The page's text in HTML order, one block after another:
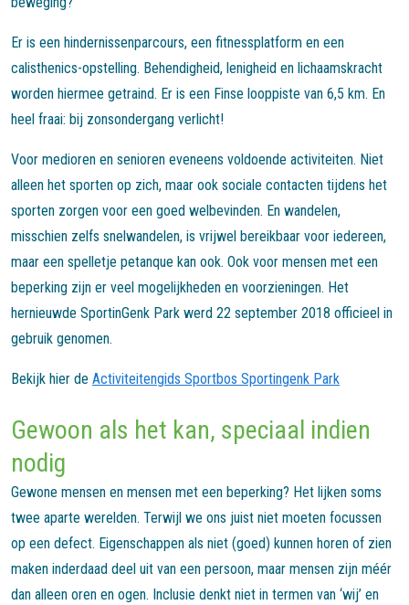
Er is een hindernissenparcours, een fitnessplatform en een
calisthenics-opstelling. Behendigheid, lenigheid en lichaamskracht
worden hiermee getraind. Er is een Finse looppiste van 6,5 km. En
heel fraai: bij zonsondergang verlicht!
Voor medioren en senioren eveneens voldoende activiteiten. Niet
alleen het sporten op zich, maar ook sociale contacten tijdens het
sporten zorgen voor een goed welbevinden. En wandelen,
misschien zelfs snelwandelen, is vrijwel bereikbaar voor iedereen,
maar een spelletje petanque kan ook. Ook voor mensen met een
beperking zijn er veel mogelijkheden en voorzieningen. Het
hernieuwde SportinGenk Park werd 22 september 2018 officieel in
gebruik genomen.
Bekijk hier de Activiteitengids Sportbos Sportingenk Park
Gewoon als het kan, speciaal indien
nodig
Gewone mensen en mensen met een beperking? Het lijken soms
twee aparte werelden. Terwijl we ons juist niet moeten focussen
op een defect. Eigenschappen als niet (goed) kunnen horen of zien
maken inderdaad deel uit van een persoon, maar mensen zijn méér
dan alleen oren en ogen. Inclusie denkt niet in termen van ‘wij’ en